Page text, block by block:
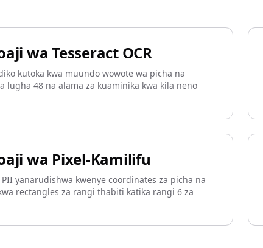
wa Tesseract OCR
kutoka kwa muundo wowote wa picha na
lugha 48 na alama za kuaminika kwa kila neno
wa Pixel-Kamilifu
yanarudishwa kwenye coordinates za picha na
rectangles za rangi thabiti katika rangi 6 za